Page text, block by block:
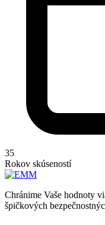
35
Rokov skúseností
Chránime Vaše hodnoty
špičkových